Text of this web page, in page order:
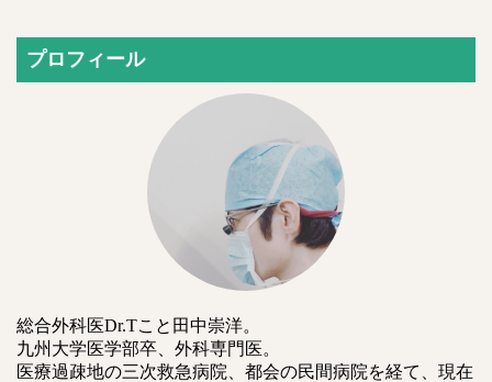
プロフィール
総合外科医Dr.Tこと田中崇洋。
九州大学医学部卒、外科専門医。
医療過疎地の三次救急病院、都会の民間病院を経て、現在